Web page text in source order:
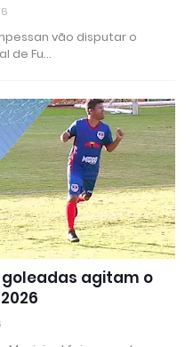
vão disputar o
de Fu…
agitam o